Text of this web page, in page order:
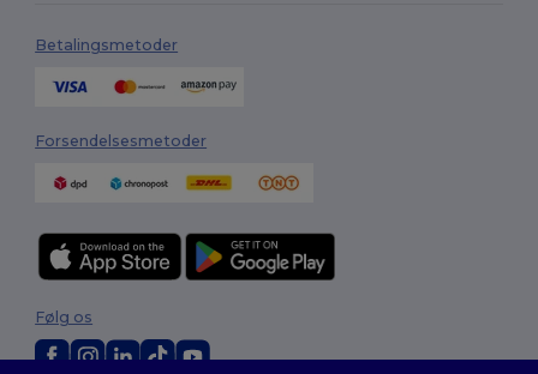
Betalingsmetoder
Forsendelsesmetoder
Følg os